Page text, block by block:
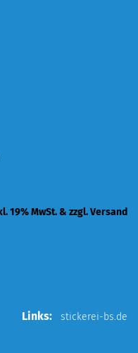
19% MwSt. & zzgl. Versand
Links: stickerei-bs.de